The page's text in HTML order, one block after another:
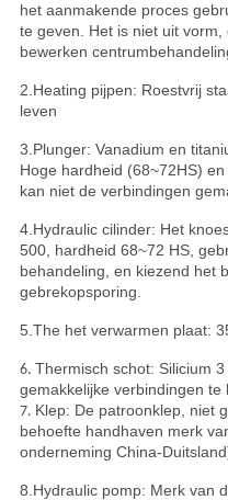
het aanmakende proces
te geven. Het is niet uit
bewerken
2.Heating pijpen: Roestvrij
leven
3.Plunger: Vanadium en
Hoge hardheid (68~72HS)
kan niet de verbindingen
4.Hydraulic cilinder: Het
500, hardheid 68~72 HS,
behandeling, en kiezend het
gebrekopsporing.
5.The het verwarmen plaat:
6. Thermisch schot: Silicium
gemakkelijke verbindingen te
7. Klep: De patroonklep, niet
behoefte handhaven merk
onderneming China-
8.Hydraulic pomp: Merk van